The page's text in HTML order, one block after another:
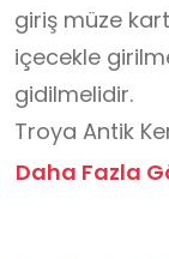
giriş müze
içecekle
gidilmelidir.
Troya Antik
sit alanıdır.
Daha Fazla